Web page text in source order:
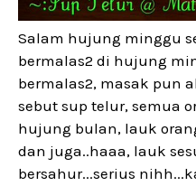
Salam hujung minggu
bermalas2 di hujung
bermalas2, masak pun
sebut sup telur, semua
hujung bulan, lauk
dan juga..haaa, lauk
bersahur...serius